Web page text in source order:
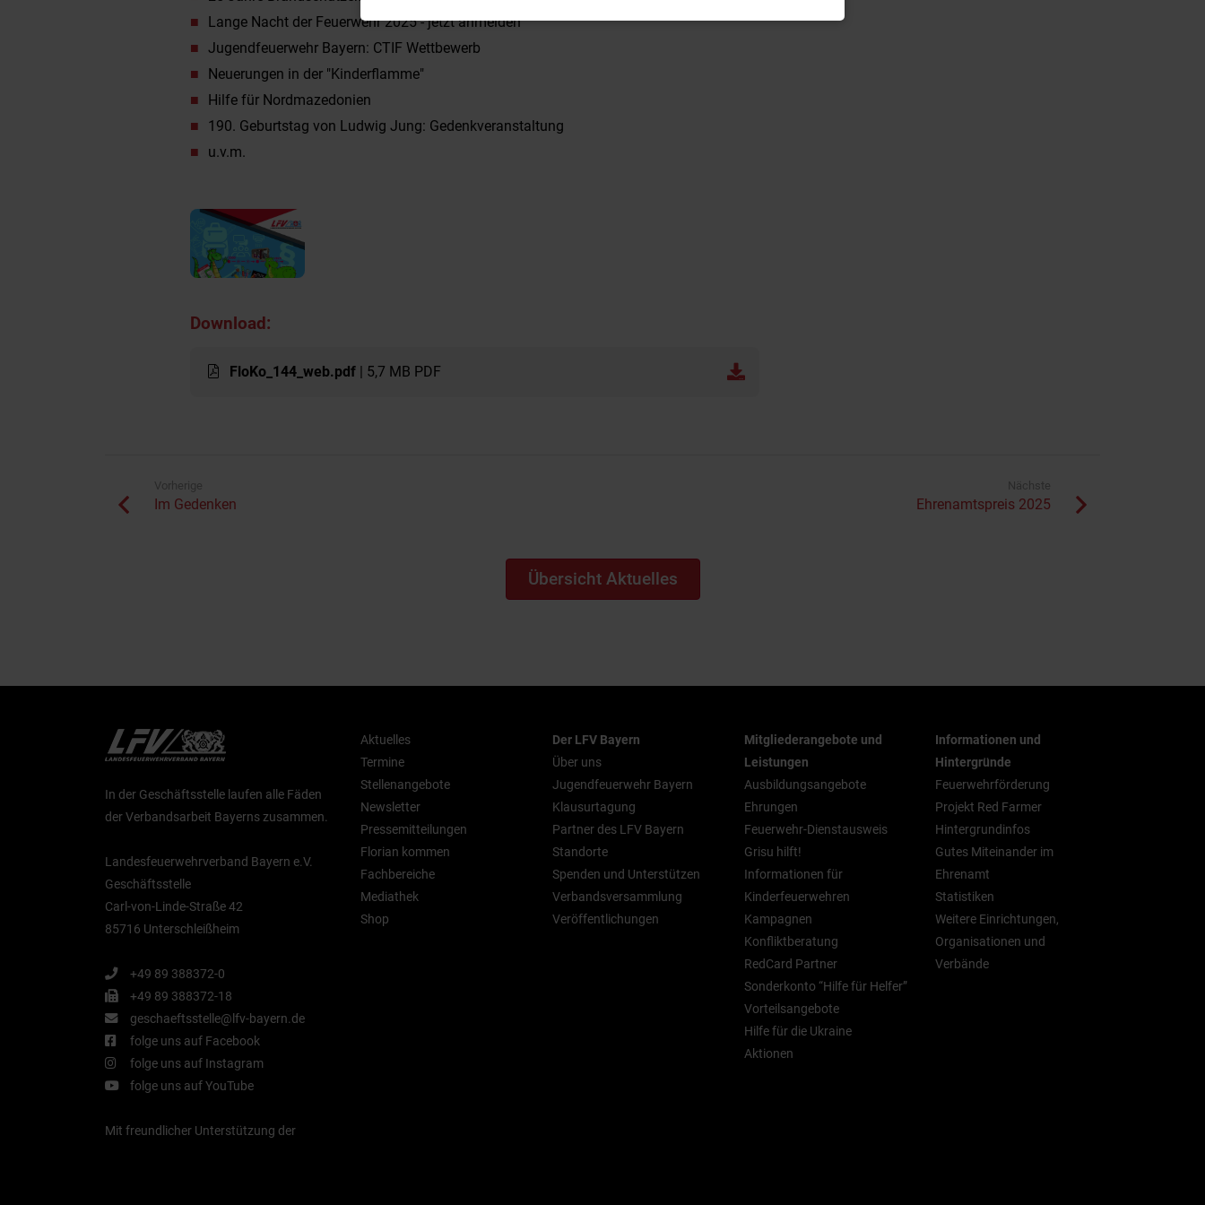
Lange Nacht der Feuerwehr 2025 - jetzt anmelden
Jugendfeuerwehr Bayern: CTIF Wettbewerb
Neuerungen in der "Kinderflamme"
Hilfe für Nordmazedonien
190. Geburtstag von Ludwig Jung: Gedenkveranstaltung
u.v.m.
Download:
FloKo_144_web.pdf | 5,7 MB PDF
Vorherige
Im Gedenken
Nächste
Ehrenamtspreis 2025
Übersicht Aktuelles
In der Geschäftsstelle laufen alle Fäden
der Verbandsarbeit Bayerns zusammen.
Landesfeuerwehrverband Bayern e.V.
Geschäftsstelle
Carl-von-Linde-Straße 42
85716 Unterschleißheim
+49 89 388372-0
+49 89 388372-18
geschaeftsstelle@lfv-bayern.de
folge uns auf Facebook
folge uns auf Instagram
folge uns auf YouTube
Mit freundlicher Unterstützung der
Aktuelles
Termine
Stellenangebote
Newsletter
Pressemitteilungen
Florian kommen
Fachbereiche
Mediathek
Shop
Der LFV Bayern
Über uns
Jugendfeuerwehr Bayern
Klausurtagung
Partner des LFV Bayern
Standorte
Spenden und Unterstützen
Verbandsversammlung
Veröffentlichungen
Mitgliederangebote und
Leistungen
Ausbildungsangebote
Ehrungen
Feuerwehr-Dienstausweis
Grisu hilft!
Informationen für
Kinderfeuerwehren
Kampagnen
Konfliktberatung
RedCard Partner
Sonderkonto “Hilfe für Helfer”
Vorteilsangebote
Hilfe für die Ukraine
Aktionen
Informationen und
Hintergründe
Feuerwehrförderung
Projekt Red Farmer
Hintergrundinfos
Gutes Miteinander im
Ehrenamt
Statistiken
Weitere Einrichtungen,
Organisationen und
Verbände